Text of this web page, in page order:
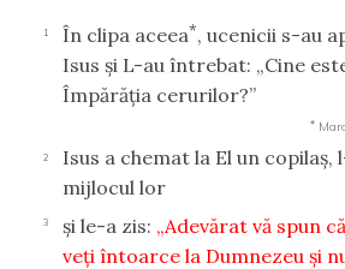
1 În clipa aceea*, ucenicii s-au
Isus şi L-au întrebat: „Cine
Împărăţia cerurilor?”
*
2
Isus a chemat la El un copilaş,
mijlocul lor
3 şi le-a zis: „Adevărat vă spun
veţi întoarce la Dumnezeu şi